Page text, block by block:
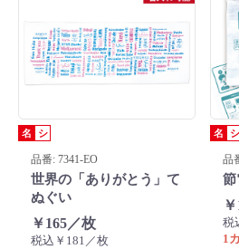
名 シ
品番: 7341-EO
世界の「ありがとう」て
ぬぐい
￥165／枚
税込￥181／枚
名 シ
品
節
税
1